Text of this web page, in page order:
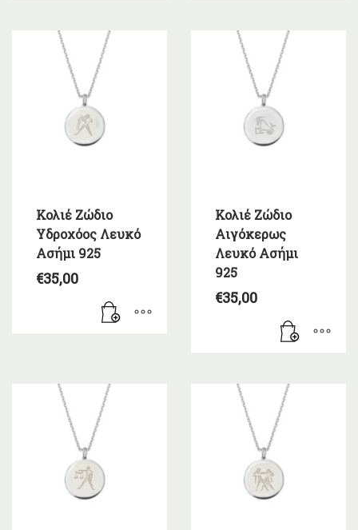
Κολιέ Ζώδιο
Υδροχόος Λευκό
Ασήμι 925
€35,00
Κολιέ Ζώδιο
Αιγόκερως
Λευκό Ασήμι
925
€35,00